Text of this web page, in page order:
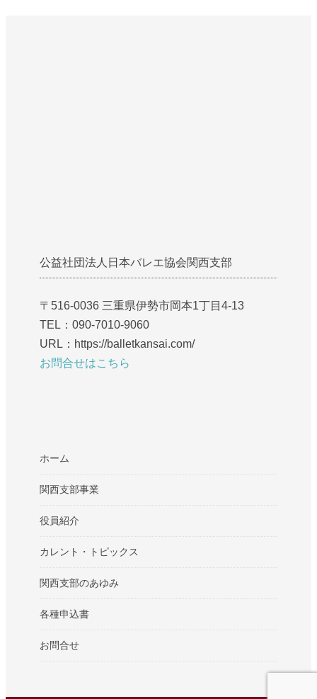
公益社団法人日本バレエ協会関西支部
〒516-0036 三重県伊勢市岡本1丁目4-13
TEL：090-7010-9060
URL：https://balletkansai.com/
お問合せはこちら
ホーム
関西支部事業
役員紹介
カレント・トピックス
関西支部のあゆみ
各種申込書
お問合せ